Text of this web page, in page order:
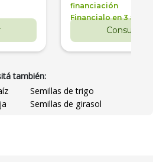
financiación
Financialo en 3 años
Consultar
también:
Semillas de trigo
Semillas de girasol